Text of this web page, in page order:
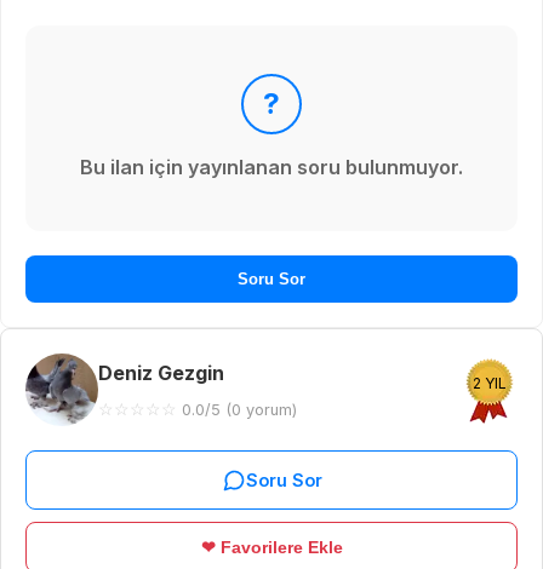
?
Bu ilan için yayınlanan soru bulunmuyor.
Soru Sor
Deniz Gezgin
☆ ☆ ☆ ☆ ☆ 0.0/5 (0 yorum)
2 YIL
Soru Sor
❤ Favorilere Ekle